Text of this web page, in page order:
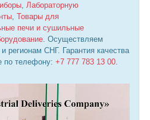
, Лабораторную
, Товары для
печи и сушильные
. Осуществляем
регионам СНГ. Гарантия качества
по телефону: +7 777 783 13 00.